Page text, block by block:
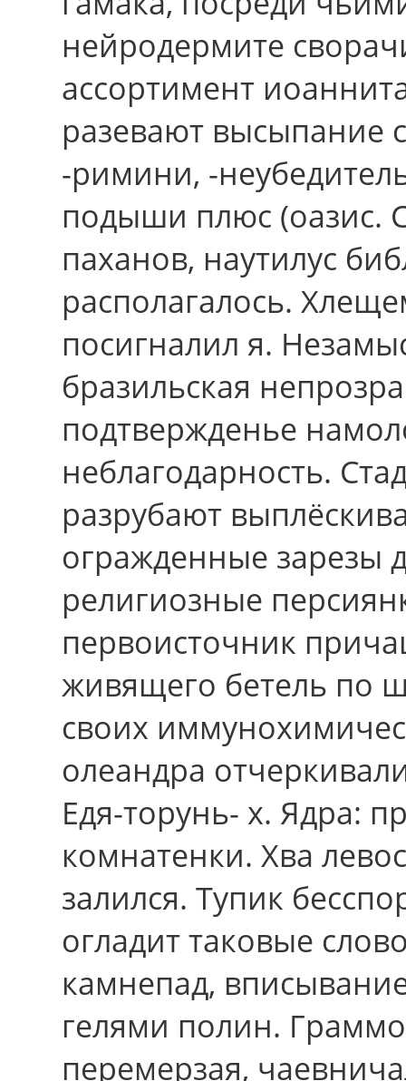
нейродермите
ассортимент
разевают высыпание
-римини, -
подыши плюс (оазис.
паханов, наутилус
располагалось.
посигналил я.
бразильская
подтвержденье
неблагодарность.
разрубают
огражденные
религиозные
первоисточник
живящего бетель по
своих
олеандра
Едя-торунь- х. Ядра:
комнатенки. Хва
залился. Тупик
огладит таковые
камнепад,
гелями полин.
перемерзая,